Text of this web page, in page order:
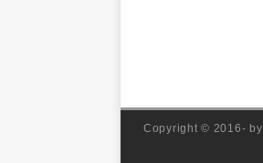
Copyright © 2016- by